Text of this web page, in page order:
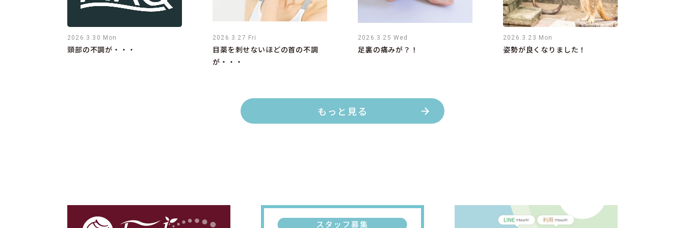
2026.3.30 Mon
頸部の不調が・・・
2026.3.27 Fri
目薬を刺せないほどの首の不調
が・・・
2026.3.25 Wed
足裏の痛みが？！
2026.3.23 Mon
姿勢が良くなりました！
もっと見る